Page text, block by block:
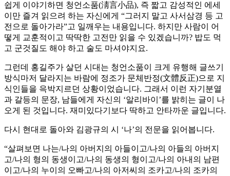
쉽게 이야기하면 청언소품(淸言小品), 즉 짧고 감성적인 에세
이만 즐겨 읽으려 하는 자신에게 “그러지 말고 사서삼경 등 고
전으로 돌아가라”고 일깨우는 내용입니다. 하지만 사람이 어
떻게 교훈적이고 딱딱한 고전만 읽을 수 있겠습니까? 밥도 먹
고 군것질도 해야 하고 술도 마셔야지요.
그런데 홍길주가 살던 시대는 청언소품이 크게 유행해 글쓰기
방식마저 달라지는 바람에 정조가 문체반정(文體反正)으로 지
식인들을 윽박지르던 상황이었습니다. 그래서 이런 자기분열
과 갈등의 문장, 남들에게 자신의 ‘알리바이’를 밝히는 글이 나
오게 된 것입니다. 재미있다기보다 딱하고 안타까운 글입니다.
다시 현대로 돌아와 김광규의 시 ‘나’의 전문을 읽어봅니다.
“살펴보면 나는/나의 아버지의 아들이고/나의 아들의 아버지
고/나의 형의 동생이고/나의 동생의 형이고/나의 아내의 남편
이고/나의 누이의 오빠고/나의 아저씨의 조카고/나의 조카의